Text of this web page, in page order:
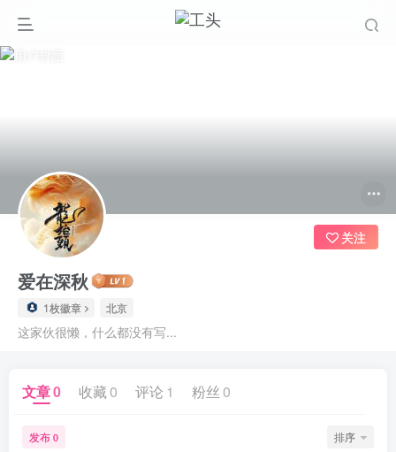
爱在深秋
1枚徽章 北京
这家伙很懒，什么都没有写...
关注
文章0 收藏 0 评论 1 粉丝 0
发布 0 排序